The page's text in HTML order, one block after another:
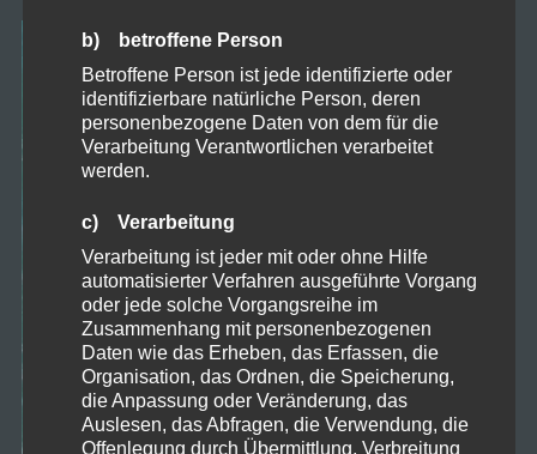
b) betroffene Person
Betroffene Person ist jede identifizierte oder
identifizierbare natürliche Person, deren
personenbezogene Daten von dem für die
Verarbeitung Verantwortlichen verarbeitet
werden.
c) Verarbeitung
Verarbeitung ist jeder mit oder ohne Hilfe
automatisierter Verfahren ausgeführte Vorgang
oder jede solche Vorgangsreihe im
Zusammenhang mit personenbezogenen
Daten wie das Erheben, das Erfassen, die
Organisation, das Ordnen, die Speicherung,
die Anpassung oder Veränderung, das
Auslesen, das Abfragen, die Verwendung, die
Offenlegung durch Übermittlung, Verbreitung